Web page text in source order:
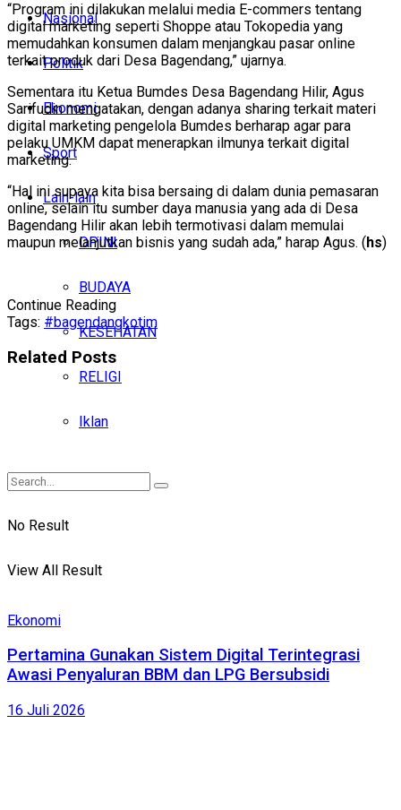
Nasional
Politik
Ekonomi
Sport
Lain-lain
OPINI
BUDAYA
KESEHATAN
RELIGI
Iklan
No Result
View All Result
“Program ini dilakukan melalui media E-commers tentang
digital marketing seperti Shoppe atau Tokopedia yang
memudahkan konsumen dalam menjangkau pasar online
terkait produk dari Desa Bagendang,” ujarnya.
Sementara itu Ketua Bumdes Desa Bagendang Hilir, Agus
Sarifudin mengatakan, dengan adanya sharing terkait materi
digital marketing pengelola Bumdes berharap agar para
pelaku UMKM dapat menerapkan ilmunya terkait digital
marketing.
“Hal ini supaya kita bisa bersaing di dalam dunia pemasaran
online, selain itu sumber daya manusia yang ada di Desa
Bagendang Hilir akan lebih termotivasi dalam memulai
maupun melanjutkan bisnis yang sudah ada,” harap Agus. ( hs)
Continue Reading
Tags: #bagendangkotim
Related Posts
Ekonomi
Pertamina Gunakan Sistem Digital Terintegrasi
Awasi Penyaluran BBM dan LPG Bersubsidi
16 Juli 2026